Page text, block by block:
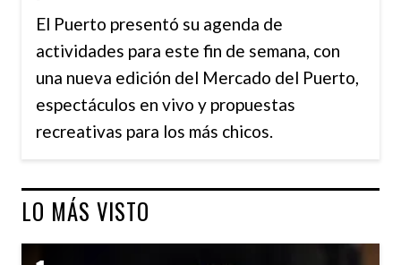
El Puerto presentó su agenda de
actividades para este fin de semana, con
una nueva edición del Mercado del Puerto,
espectáculos en vivo y propuestas
recreativas para los más chicos.
LO MÁS VISTO